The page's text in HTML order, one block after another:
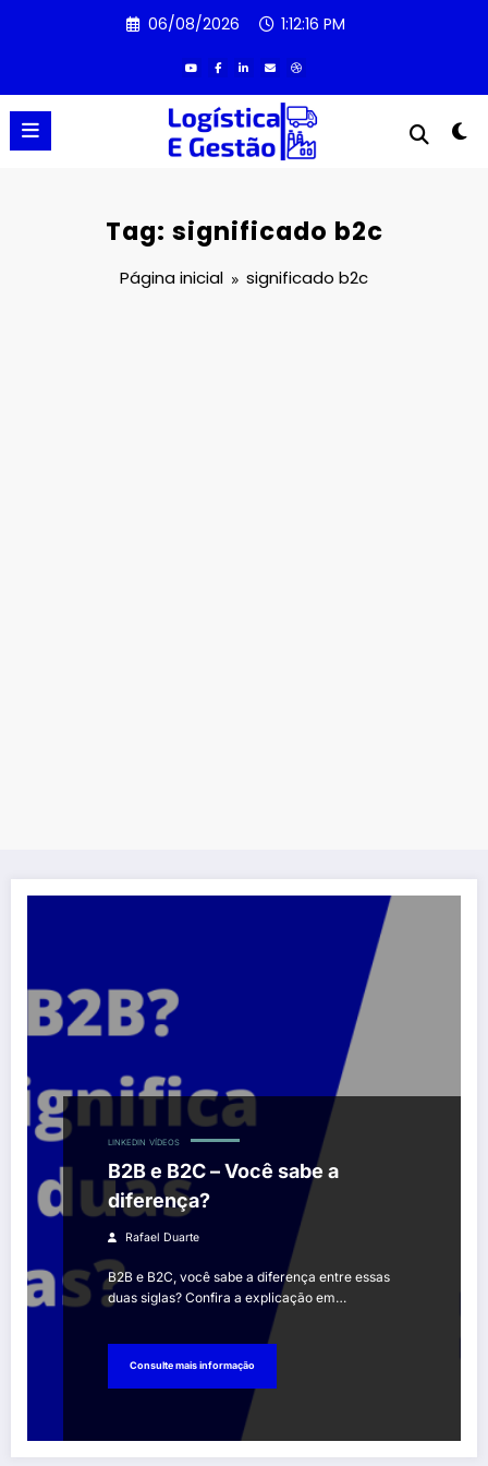
06/08/2026 1:12:16 PM
Tag: significado b2c
Página inicial significado b2c
LINKEDIN VÍDEOS
B2B e B2C – Você sabe a
diferença?
Rafael Duarte
B2B e B2C, você sabe a diferença entre essas
duas siglas? Confira a explicação em…
Consulte mais informação